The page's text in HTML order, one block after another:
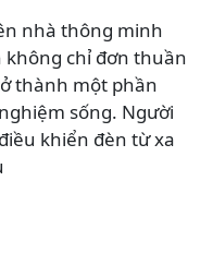
nhà thông minh
chỉ đơn thuần
thành một phần
sống. Người
khiển đèn từ xa